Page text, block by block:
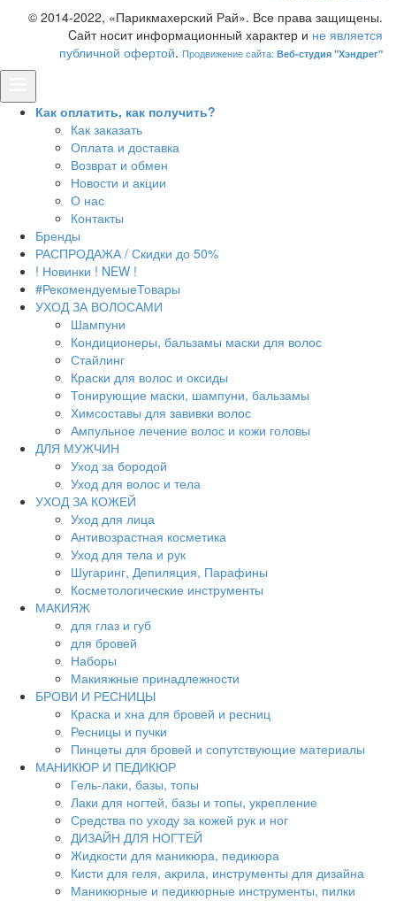
© 2014-2022, «Парикмахерский Рай». Все права защищены.
Cайт носит информационный характер и не является
публичной офертой. Продвижение сайта: Веб-студия "Хэндрег"
Как оплатить, как получить?
Как заказать
Оплата и доставка
Возврат и обмен
Новости и акции
О нас
Контакты
Бренды
РАСПРОДАЖА / Скидки до 50%
! Новинки ! NEW !
#РекомендуемыеТовары
УХОД ЗА ВОЛОСАМИ
Шампуни
Кондиционеры, бальзамы маски для волос
Стайлинг
Краски для волос и оксиды
Тонирующие маски, шампуни, бальзамы
Химсоставы для завивки волос
Ампульное лечение волос и кожи головы
ДЛЯ МУЖЧИН
Уход за бородой
Уход для волос и тела
УХОД ЗА КОЖЕЙ
Уход для лица
Антивозрастная косметика
Уход для тела и рук
Шугаринг, Депиляция, Парафины
Косметологические инструменты
МАКИЯЖ
для глаз и губ
для бровей
Наборы
Макияжные принадлежности
БРОВИ И РЕСНИЦЫ
Краска и хна для бровей и ресниц
Ресницы и пучки
Пинцеты для бровей и сопутствующие материалы
МАНИКЮР И ПЕДИКЮР
Гель-лаки, базы, топы
Лаки для ногтей, базы и топы, укрепление
Средства по уходу за кожей рук и ног
ДИЗАЙН ДЛЯ НОГТЕЙ
Жидкости для маникюра, педикюра
Кисти для геля, акрила, инструменты для дизайна
Маникюрные и педикюрные инструменты, пилки